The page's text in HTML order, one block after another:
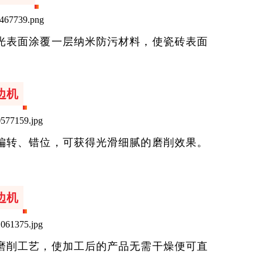
面涂覆一层纳米防污材料，使瓷砖表面
机
、错位，可获得光滑细腻的磨削效果。
机
工艺，使加工后的产品无需干燥便可直